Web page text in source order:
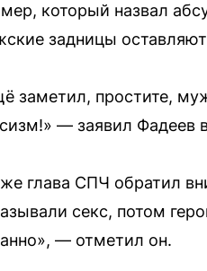
который назвал
задницы
заметил, простите,
— заявил Фадеев
глава СПЧ обратил
секс, потом
— отметил он.